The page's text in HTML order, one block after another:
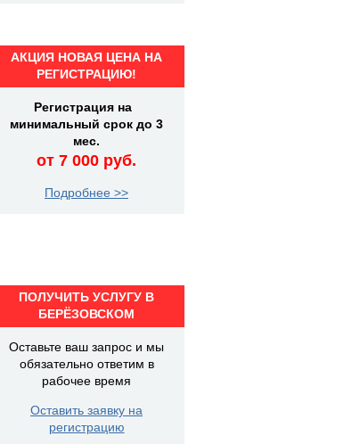
АКЦИЯ НОВАЯ ЦЕНА НА
РЕГИСТРАЦИЮ!
Регистрация на
минимальный срок до 3
мес.
от 7 000 руб.
Подробнее >>
ПОЛУЧИТЬ УСЛУГУ В
БЕРЁЗОВСКОМ
Оставьте ваш запрос и мы
обязательно ответим в
рабочее время
Оставить заявку на
регистрацию